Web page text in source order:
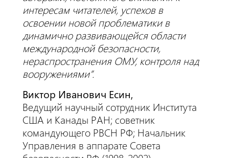
интересам читателей, успехов в
освоении новой проблематики в
динамично развивающейся области
международной безопасности,
нераспространения ОМУ, контроля над
вооружениями”.
Виктор Иванович Есин,
Ведущий научный сотрудник Института
США и Канады РАН; советник
командующего РВСН РФ; Начальник
Управления в аппарате Совета